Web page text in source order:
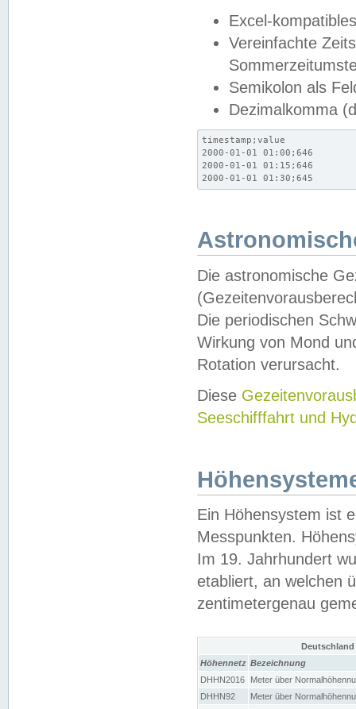
Excel-
Vereinfachte
Semikolon als
Dezimalkomma
timestamp;value
2000-01-01 01:00;646
2000-01-01 01:15;646
2000-01-01 01:30;645
Die astronomische
Die periodischen
Wirkung von Mond
Rotation verursacht.
Diese
Seeschifffahrt und
Ein Höhensystem ist
Messpunkten.
Im 19. Jahrhundert
etabliert, an welchen
zentimetergenau
Höhennetz Bezeichnung
DHHN2016
Meter über
DHHN92
Meter über